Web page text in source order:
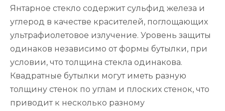
Янтарное стекло содержит сульфид железа и
углерод в качестве красителей, поглощающих
ультрафиолетовое излучение. Уровень защиты
одинаков независимо от формы бутылки, при
условии, что толщина стекла одинакова.
Квадратные бутылки могут иметь разную
толщину стенок по углам и плоских стенок, что
приводит к несколько разному